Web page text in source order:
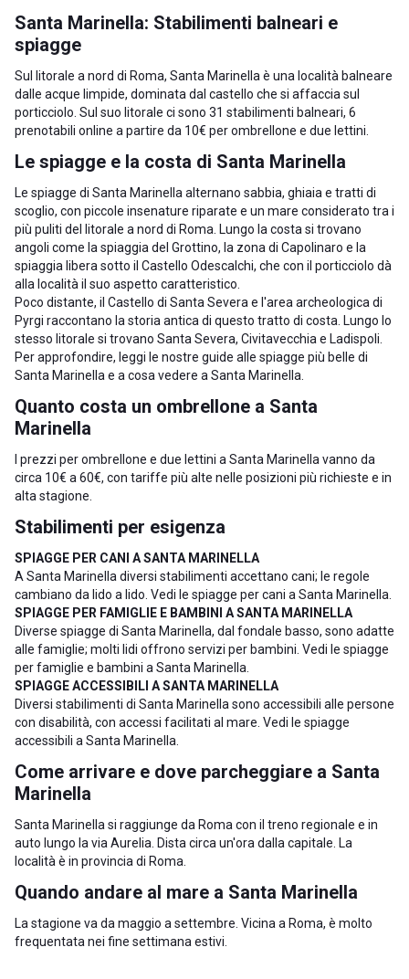
Santa Marinella: Stabilimenti balneari e
spiagge
Sul litorale a nord di Roma, Santa Marinella è una località balneare
dalle acque limpide, dominata dal castello che si affaccia sul
porticciolo. Sul suo litorale ci sono 31 stabilimenti balneari, 6
prenotabili online a partire da 10€ per ombrellone e due lettini.
Le spiagge e la costa di Santa Marinella
Le spiagge di Santa Marinella alternano sabbia, ghiaia e tratti di
scoglio, con piccole insenature riparate e un mare considerato tra i
più puliti del litorale a nord di Roma. Lungo la costa si trovano
angoli come la spiaggia del Grottino, la zona di Capolinaro e la
spiaggia libera sotto il Castello Odescalchi, che con il porticciolo dà
alla località il suo aspetto caratteristico.
Poco distante, il Castello di Santa Severa e l'area archeologica di
Pyrgi raccontano la storia antica di questo tratto di costa. Lungo lo
stesso litorale si trovano Santa Severa, Civitavecchia e Ladispoli
Per approfondire, leggi le nostre guide alle spiagge più belle di
Santa Marinella e a cosa vedere a Santa Marinella
Quanto costa un ombrellone a Santa
Marinella
I prezzi per ombrellone e due lettini a Santa Marinella vanno da
circa 10€ a 60€, con tariffe più alte nelle posizioni più richieste e in
alta stagione.
Stabilimenti per esigenza
SPIAGGE PER CANI A SANTA MARINELLA
A Santa Marinella diversi stabilimenti accettano cani; le regole
cambiano da lido a lido. Vedi le spiagge per cani a Santa Marinella
SPIAGGE PER FAMIGLIE E BAMBINI A SANTA MARINELLA
Diverse spiagge di Santa Marinella, dal fondale basso, sono adatte
alle famiglie; molti lidi offrono servizi per bambini. Vedi le spiagge
per famiglie e bambini a Santa Marinella
SPIAGGE ACCESSIBILI A SANTA MARINELLA
Diversi stabilimenti di Santa Marinella sono accessibili alle persone
con disabilità, con accessi facilitati al mare. Vedi le spiagge
accessibili a Santa Marinella
Come arrivare e dove parcheggiare a Santa
Marinella
Santa Marinella si raggiunge da Roma con il treno regionale e in
auto lungo la via Aurelia. Dista circa un'ora dalla capitale. La
località è in provincia di Roma
Quando andare al mare a Santa Marinella
La stagione va da maggio a settembre. Vicina a Roma, è molto
frequentata nei fine settimana estivi.